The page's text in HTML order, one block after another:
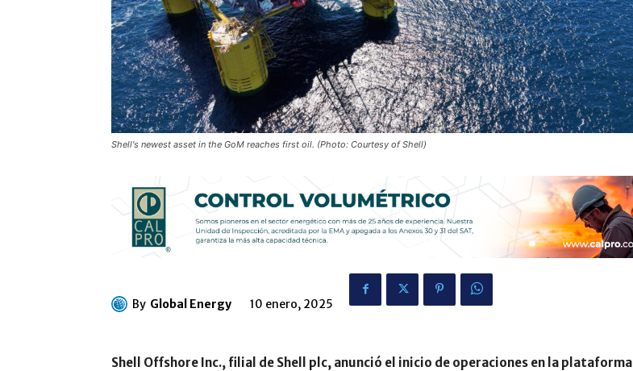
Shell's newest asset in the GoM reaches first oil. (Photo: Courtesy of Shell)
By Global Energy 10 enero, 2025
Shell Offshore Inc., filial de Shell plc, anunció el inicio de operaciones en la plataforma